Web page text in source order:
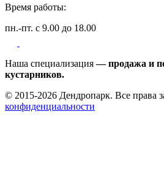
Время работы:
пн.-пт. с 9.00 до 18.00
Наша специализация— продажа и
кустарников.
© 2015-2026 Дендропарк. Все права
конфиденциальности